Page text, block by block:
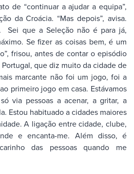
de “continuar a ajudar a equipa”,
da Croácia. “Mas depois”, avisa.
Sei que a Seleção não é para já,
Se fizer as coisas bem, é um
frisou, antes de contar o episódio
que diz muito da cidade de
marcante não foi um jogo, foi a
primeiro jogo em casa. Estávamos
via pessoas a acenar, a gritar, a
Estou habituado a cidades maiores
A ligação entre cidade, clube,
e encanta-me. Além disso, é
das pessoas quando me